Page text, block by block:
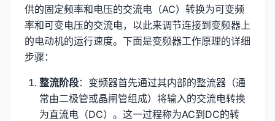
供的固定频率和电压的交流电（AC）转换为可变频
率和可变电压的交流电，以此来调节连接到变频器上
的电动机的运行速度。下面是变频器工作原理的详细
步骤：
整流阶段：变频器首先通过其内部的整流器（通
常由二极管或晶闸管组成）将输入的交流电转换
为直流电（DC）。这一过程称为AC到DC的转